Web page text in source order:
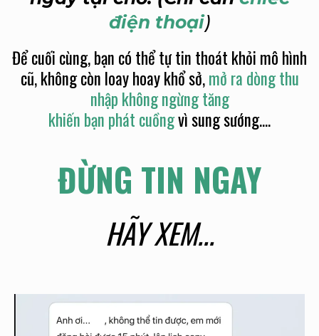
điện thoại)
Để cuối cùng, bạn có thể tự tin thoát khỏi mô hình
cũ, không còn loay hoay khổ sở,mở ra dòng thu
nhập không ngừng tăng
khiến bạn phát cuồngvì sung sướng....
ĐỪNG TIN NGAY
HÃY XEM...